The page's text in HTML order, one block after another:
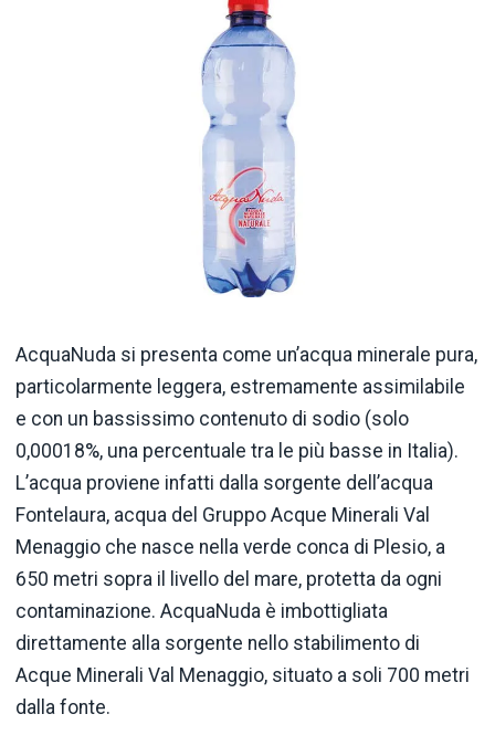
AcquaNuda si presenta come un’acqua minerale pura,
particolarmente leggera, estremamente assimilabile
e con un bassissimo contenuto di sodio (solo
0,00018%, una percentuale tra le più basse in Italia).
L’acqua proviene infatti dalla sorgente dell’acqua
Fontelaura, acqua del Gruppo Acque Minerali Val
Menaggio che nasce nella verde conca di Plesio, a
650 metri sopra il livello del mare, protetta da ogni
contaminazione. AcquaNuda è imbottigliata
direttamente alla sorgente nello stabilimento di
Acque Minerali Val Menaggio, situato a soli 700 metri
dalla fonte.